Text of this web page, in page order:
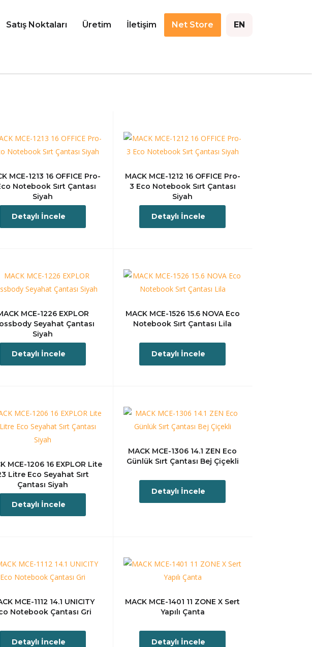
Satış Noktaları Üretim İletişim Net Store EN
MCE-1213 16 OFFICE Pro-
Notebook Sırt Çantası
Siyah
Detaylı İncele
MACK MCE-1212 16 OFFICE Pro-
3 Eco Notebook Sırt Çantası
Siyah
Detaylı İncele
MCE-1226 EXPLOR
Seyahat Çantası
Siyah
Detaylı İncele
MACK MCE-1526 15.6 NOVA Eco
Notebook Sırt Çantası Lila
Detaylı İncele
MCE-1206 16 EXPLOR Lite
Litre Eco Seyahat Sırt
Çantası Siyah
Detaylı İncele
MACK MCE-1306 14.1 ZEN Eco
Günlük Sırt Çantası Bej Çiçekli
Detaylı İncele
MCE-1112 14.1 UNICITY
Notebook Çantası Gri
Detaylı İncele
MACK MCE-1401 11 ZONE X Sert
Yapılı Çanta
Detaylı İncele